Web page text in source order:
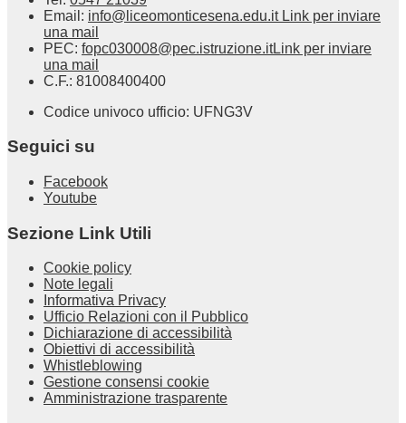
Email: info@liceomonticesena.edu.it Link per inviare
una mail
PEC: fopc030008@pec.istruzione.itLink per inviare
una mail
C.F.: 81008400400
Codice univoco ufficio: UFNG3V
Seguici su
Facebook
Youtube
Sezione Link Utili
Cookie policy
Note legali
Informativa Privacy
Ufficio Relazioni con il Pubblico
Dichiarazione di accessibilità
Obiettivi di accessibilità
Whistleblowing
Gestione consensi cookie
Amministrazione trasparente